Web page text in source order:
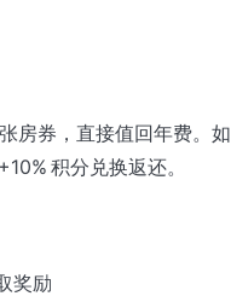
房券，直接值回年费。如
积分兑换返还。
奖励